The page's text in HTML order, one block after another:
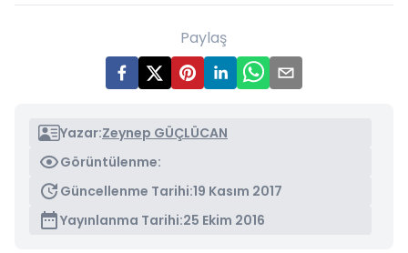
Paylaş
Yazar:Zeynep GÜÇLÜCAN
Görüntülenme:
Güncellenme Tarihi:19 Kasım 2017
Yayınlanma Tarihi:25 Ekim 2016